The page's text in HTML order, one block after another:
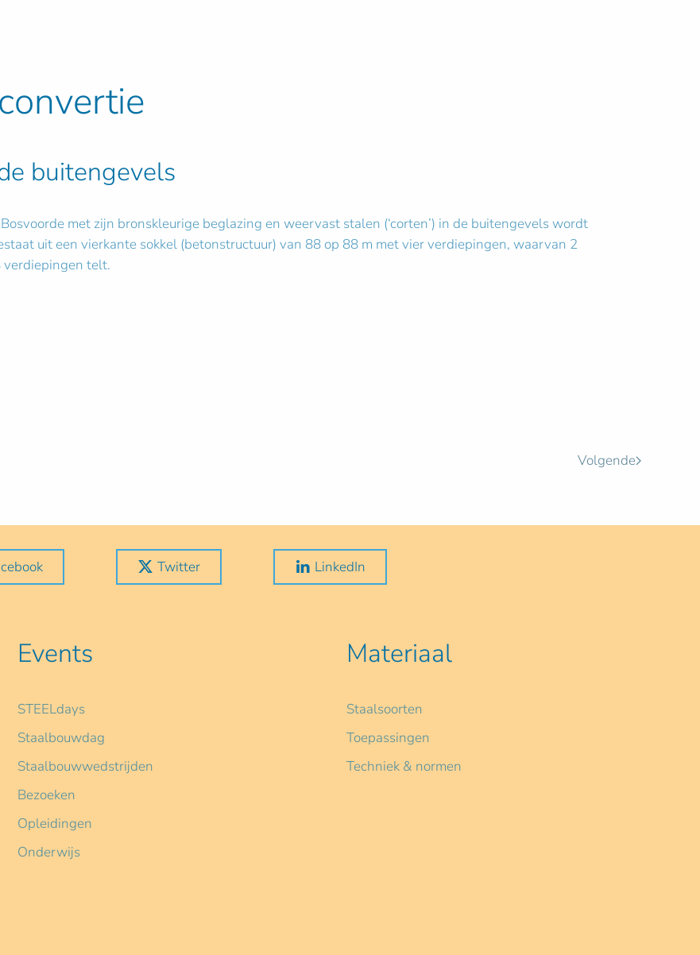
buitengevels
met zijn bronskleurige beglazing en weervast stalen (‘corten’) in de buitengevels wordt
uit een vierkante sokkel (betonstructuur) van 88 op 88 m met vier verdiepingen, waarvan 2
verdiepingen telt.
Volgende
Twitter LinkedIn
Events
STEELdays
Staalbouwdag
Staalbouwwedstrijden
Bezoeken
Opleidingen
Onderwijs
Materiaal
Staalsoorten
Toepassingen
Techniek & normen